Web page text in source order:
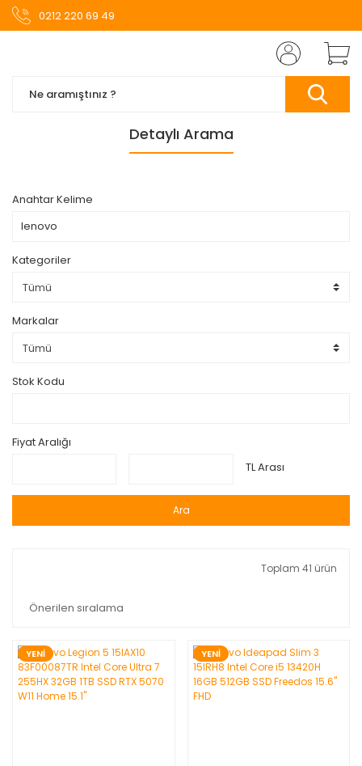
0212 220 69 49
Detaylı Arama
Anahtar Kelime
Kategoriler
Markalar
Stok Kodu
Fiyat Aralığı
TL Arası
Ara
Toplam 41 ürün
YENİ YENİ